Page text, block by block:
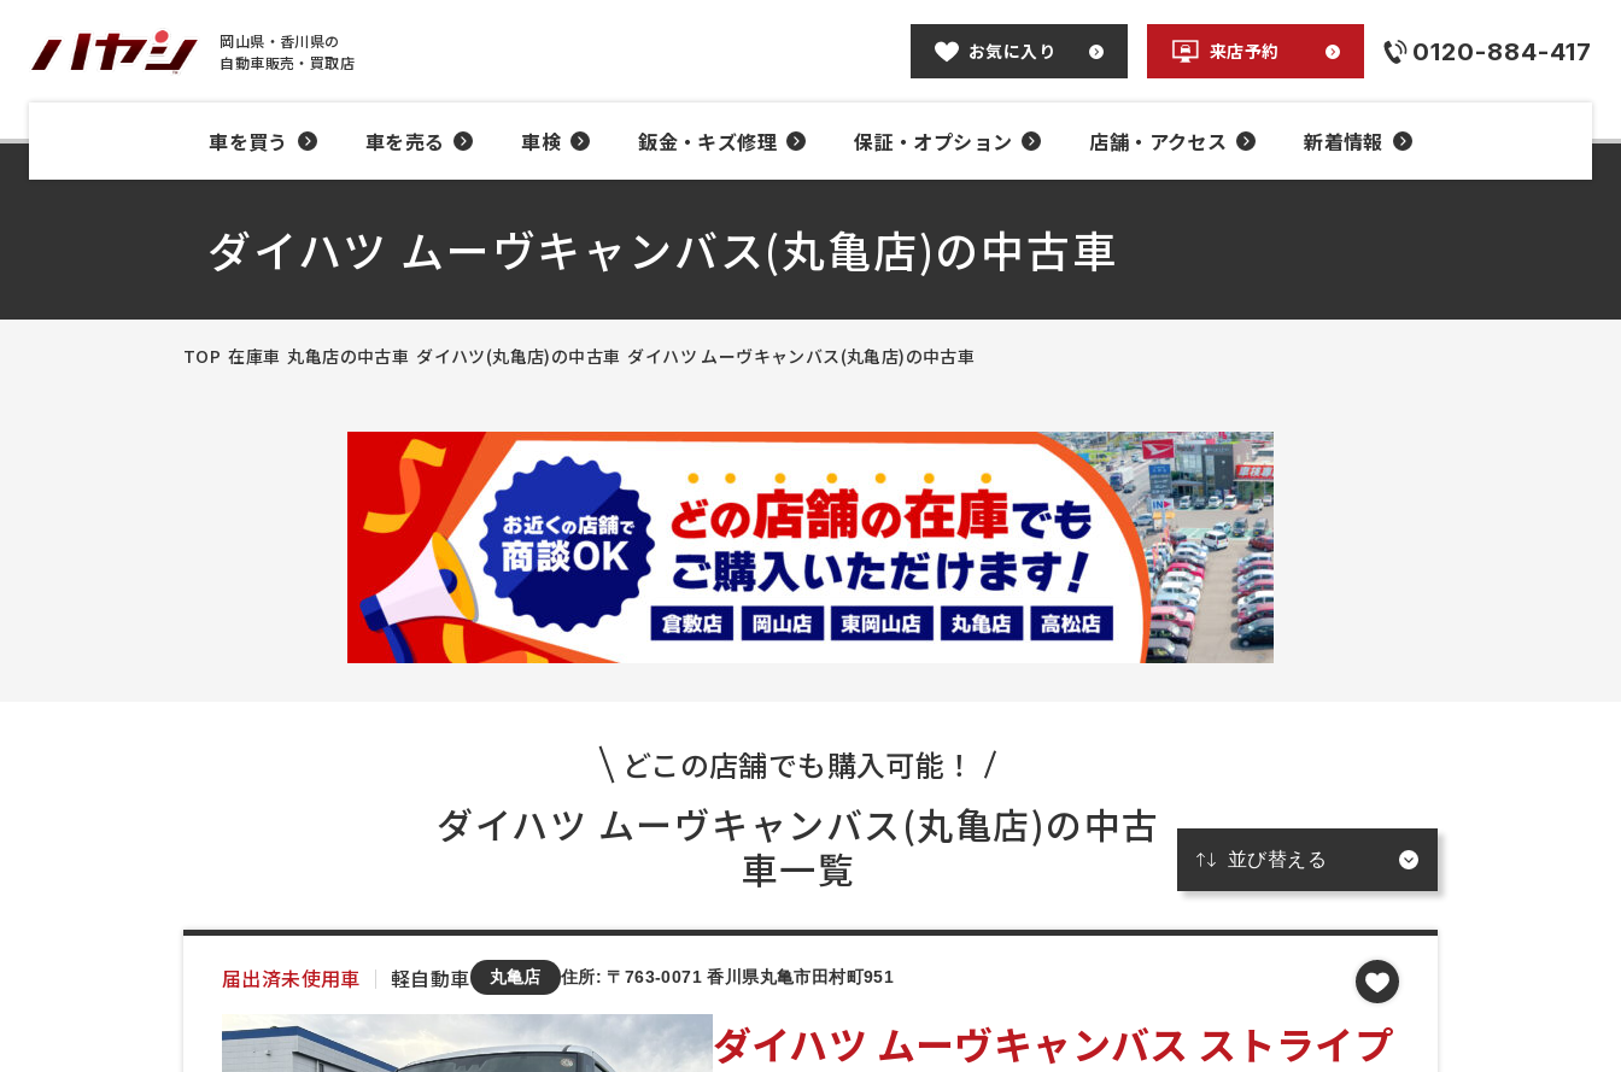
岡山県・香川県の
自動車販売・買取店
お気に入り 来店予約 0120-884-417
車を買う 車を売る 車検 鈑金・キズ修理 保証・オプション 店舗・アクセス 新着情報
ダイハツ ムーヴキャンバス(丸亀店)の中古車
TOP 在庫車 丸亀店の中古車 ダイハツ(丸亀店)の中古車 ダイハツ ムーヴキャンバス(丸亀店)の中古車
どこの店舗でも購入可能！
ダイハツ ムーヴキャンバス(丸亀店)の中古
車一覧
届出済未使用車 ｜ 軽自動車 丸亀店 住所: 〒763-0071 香川県丸亀市田村町951
ダイハツ ムーヴキャンバス ストライプ